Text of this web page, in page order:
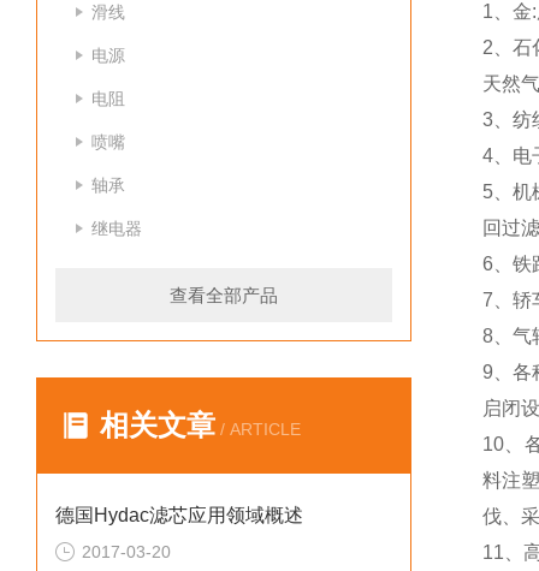
滑线
电源
电阻
喷嘴
轴承
继电器
查看全部产品
相关文章 / ARTICLE
德国Hydac滤芯应用领域概述
2017-03-20
1、金
2、石
天然
3、纺
4、电
5、机
回过
6、铁
7、轿
8、气
9、各
启闭
10、
料注
伐、
11、